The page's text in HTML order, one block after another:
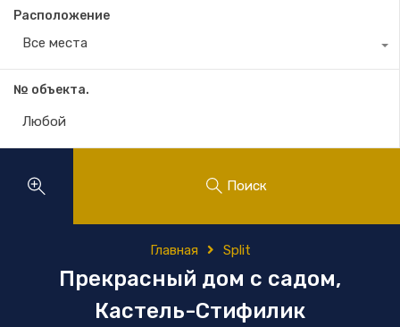
Расположение
Все места
№ объекта.
Поиск
Главная Split
Прекрасный дом с садом,
Кастель-Стифилик